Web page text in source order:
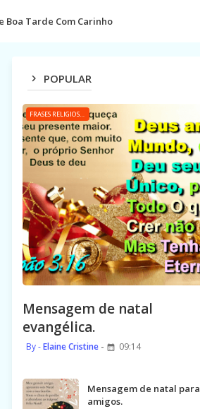
Boa Tarde Com Carinho
POPULAR
FRASES RELIGIOSAS
Mensagem de natal
evangélica.
Elaine Cristine 09:14
Mensagem de natal para
amigos.